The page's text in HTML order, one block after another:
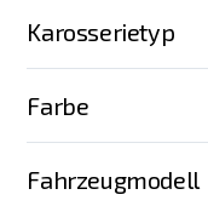
Karosserietyp
Farbe
Fahrzeugmodell